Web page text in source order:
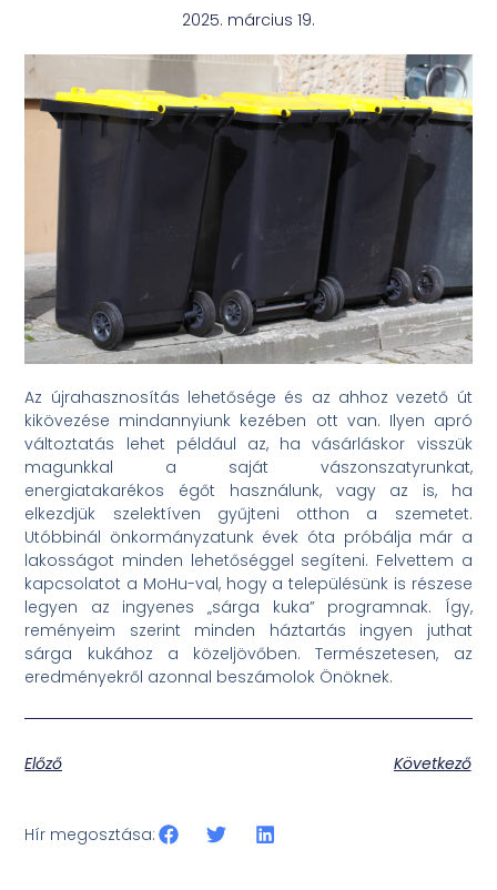
2025. március 19.
Az újrahasznosítás lehetősége és az ahhoz vezető út
kikövezése mindannyiunk kezében ott van. Ilyen apró
változtatás lehet például az, ha vásárláskor visszük
magunkkal a saját vászonszatyrunkat,
energiatakarékos égőt használunk, vagy az is, ha
elkezdjük szelektíven gyűjteni otthon a szemetet.
Utóbbinál önkormányzatunk évek óta próbálja már a
lakosságot minden lehetőséggel segíteni. Felvettem a
kapcsolatot a MoHu-val, hogy a településünk is részese
legyen az ingyenes „sárga kuka” programnak. Így,
reményeim szerint minden háztartás ingyen juthat
sárga kukához a közeljövőben. Természetesen, az
eredményekről azonnal beszámolok Önöknek.
Előző Következő
Hír megosztása: